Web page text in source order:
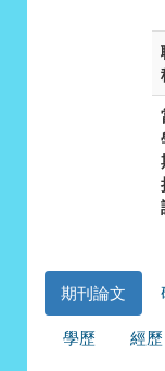
期刊論文
學歷 經歷